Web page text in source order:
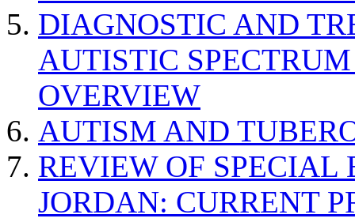
DIAGNOSTIC AND
AUTISTIC
OVERVIEW
AUTISM AND
REVIEW OF SPECIAL
JORDAN: CURRENT